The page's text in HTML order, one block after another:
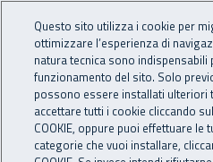
INAIL -
Navigazione
Navigazione - Ti trovi in:
Home Inail comunica
Questo sito utilizza i cookie per
ottimizzare l’esperienza di
natura tecnica sono
funzionamento del sito. Solo
possono essere installati ulteriori
accettare tutti i cookie cliccando sul
COOKIE, oppure puoi effettuare le
categorie che vuoi installare,